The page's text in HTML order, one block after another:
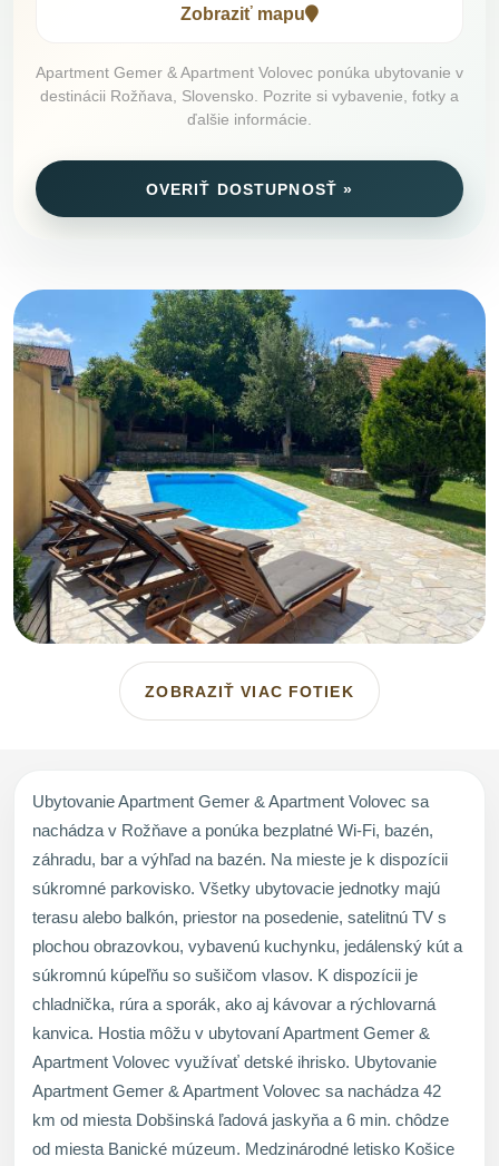
Zobraziť mapu
Apartment Gemer & Apartment Volovec ponúka ubytovanie v
destinácii Rožňava, Slovensko. Pozrite si vybavenie, fotky a
ďalšie informácie.
OVERIŤ DOSTUPNOSŤ »
ZOBRAZIŤ VIAC FOTIEK
Ubytovanie Apartment Gemer & Apartment Volovec sa
nachádza v Rožňave a ponúka bezplatné Wi-Fi, bazén,
záhradu, bar a výhľad na bazén. Na mieste je k dispozícii
súkromné parkovisko. Všetky ubytovacie jednotky majú
terasu alebo balkón, priestor na posedenie, satelitnú TV s
plochou obrazovkou, vybavenú kuchynku, jedálenský kút a
súkromnú kúpeľňu so sušičom vlasov. K dispozícii je
chladnička, rúra a sporák, ako aj kávovar a rýchlovarná
kanvica. Hostia môžu v ubytovaní Apartment Gemer &
Apartment Volovec využívať detské ihrisko. Ubytovanie
Apartment Gemer & Apartment Volovec sa nachádza 42
km od miesta Dobšinská ľadová jaskyňa a 6 min. chôdze
od miesta Banické múzeum. Medzinárodné letisko Košice